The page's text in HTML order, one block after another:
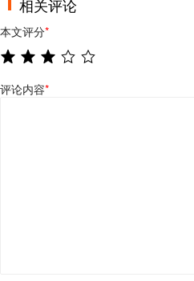
相关评论
本文评分*
评论内容*